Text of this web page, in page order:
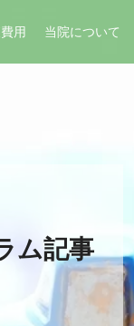
用 当院について
ム記事